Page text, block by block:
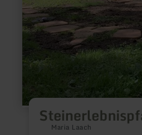
Maria Laach